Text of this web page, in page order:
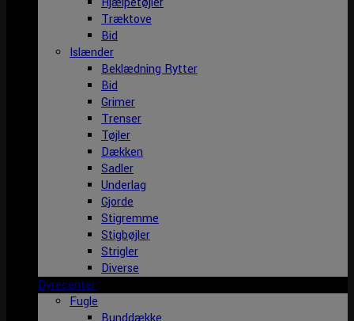
Træktove
Bid
Islænder
Beklædning Rytter
Bid
Grimer
Trenser
Tøjler
Dækken
Sadler
Underlag
Gjorde
Stigremme
Stigbøjler
Strigler
Diverse
Dyrecenter
Fugle